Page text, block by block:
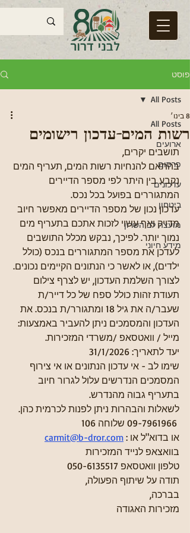
פוסט
All Posts
ארועים
פרסום
עדכונים
ביטחון
מועצה לב השרון
מידע חיוני
All Posts
רשות המים-עדכון רישומים
8 בינו׳
תושבים יקרים,
בהתאם להנחיות רשות המים, תעריף המים
נקבע בין היתר לפי מספר הדיירים
המתגוררים בפועל בכל נכס.
עדכון נכון של מספר הדיירים מאפשר חיוב
מדויק ואף עשוי לזכות אתכם בתעריף מים
נמוך יותר. לפיכך, נבקש מכלל התושבים
לעדכן את מספר המתגוררים בנכס (כולל
ילדים), או לאשר כי הנתונים הקיימים נכונים.
לצורך השלמת העדכון, יש לצרף צילום
תעודת זהות כולל ספח של כל דייר/ת
שעבר/ה את גיל 18 ומתגורר/ת בנכס. את
העדכון והמסמכים ניתן להעביר באמצעות:
מייל / וואטסאפ /משרדי המזכירות.
יעד לתאריך: 31/1/2026
שימו לב - אי עדכון הנתונים או אי צירוף
המסמכים הנדרשים עלול לגרור חיוב
בתעריף גבוה מהנדרש.
לשאלות והבהרות ניתן לפנות לכרמית כהן.
carmit@b-dror.com :או בדוא"ל או
בוואצאפ לנייד המזכירות
טלפון וואטסאפ 050-6135517
תודה על שיתוף הפעולה,
בברכה,
מזכירות האגודה